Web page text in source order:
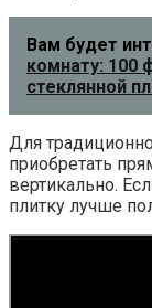
Вам будет
комнату: 100
стеклянной
Для
приобретать
вертикально.
плитку лучше